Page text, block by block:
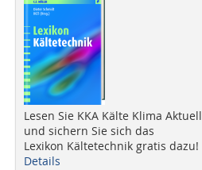
Lesen Sie KKA Kälte Klima Aktuell
und sichern Sie sich das
Lexikon Kältetechnik gratis dazu!
Details